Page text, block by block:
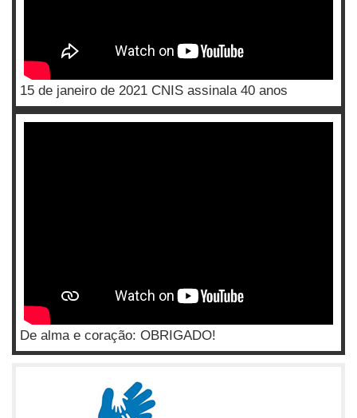
15 de janeiro de 2021 CNIS assinala 40 anos
De alma e coração: OBRIGADO!